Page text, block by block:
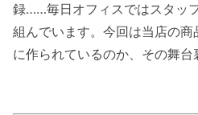
録……毎日オフィスではスタッ
組んでいます。今回は当店の
に作られているのか、その舞台